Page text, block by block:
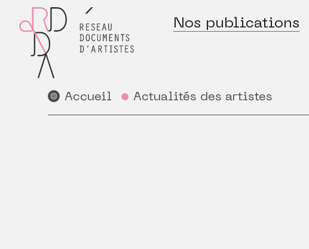
Nos publications
Accueil Actualités des artistes